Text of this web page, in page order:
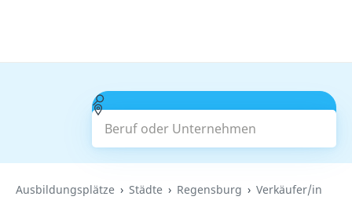
Beruf oder Unternehmen
Suchen
Ausbildungsplätze Städte Regensburg Verkäufer/in